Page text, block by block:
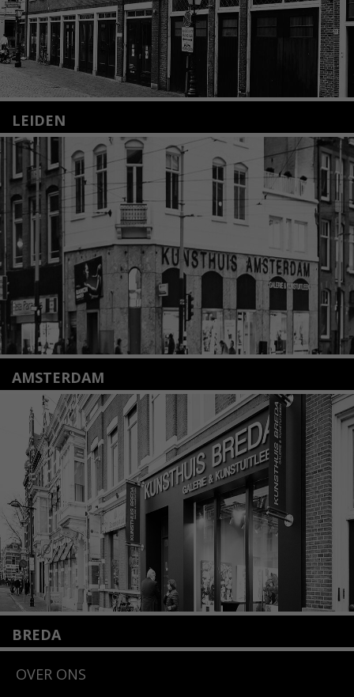
LEIDEN
Nieuwstraat 35
2312 KA Leiden
+31(0)71 – 52 84 480
info@kunsthuisleiden.nl
Lees meer
AMSTERDAM
Amstelveenseweg 135
1075 VX Amsterdam
+31 (0)20 2332546
info@kunsthuisamsterdam.nl
Lees meer
BREDA
4818 SB Breda
OVER ONS